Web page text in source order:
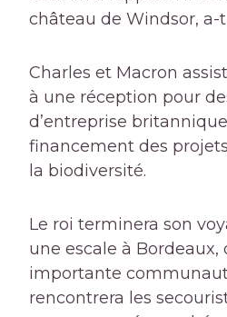
château de Windsor, a-
Charles et Macron
à une réception pour
d’entreprise
financement des
la biodiversité.
Le roi terminera son
une escale à Bordeaux,
importante
rencontrera les